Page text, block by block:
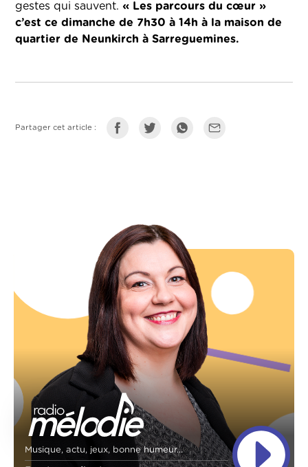
gestes qui sauvent.« Les parcours du cœur »
c’est ce dimanche de 7h30 à 14h à la maison de
quartier de Neunkirch à Sarreguemines.
Partager cet article :
Musique, actu, jeux, bonne humeur...